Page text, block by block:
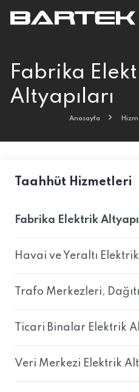
Fabrika
Altyapıları
Anasayfa
Taahhüt Hizmetleri
Fabrika Elektrik
Havai ve Yeraltı
Trafo Merkezleri,
Ticari Binalar Elektrik
Veri Merkezi Elektrik